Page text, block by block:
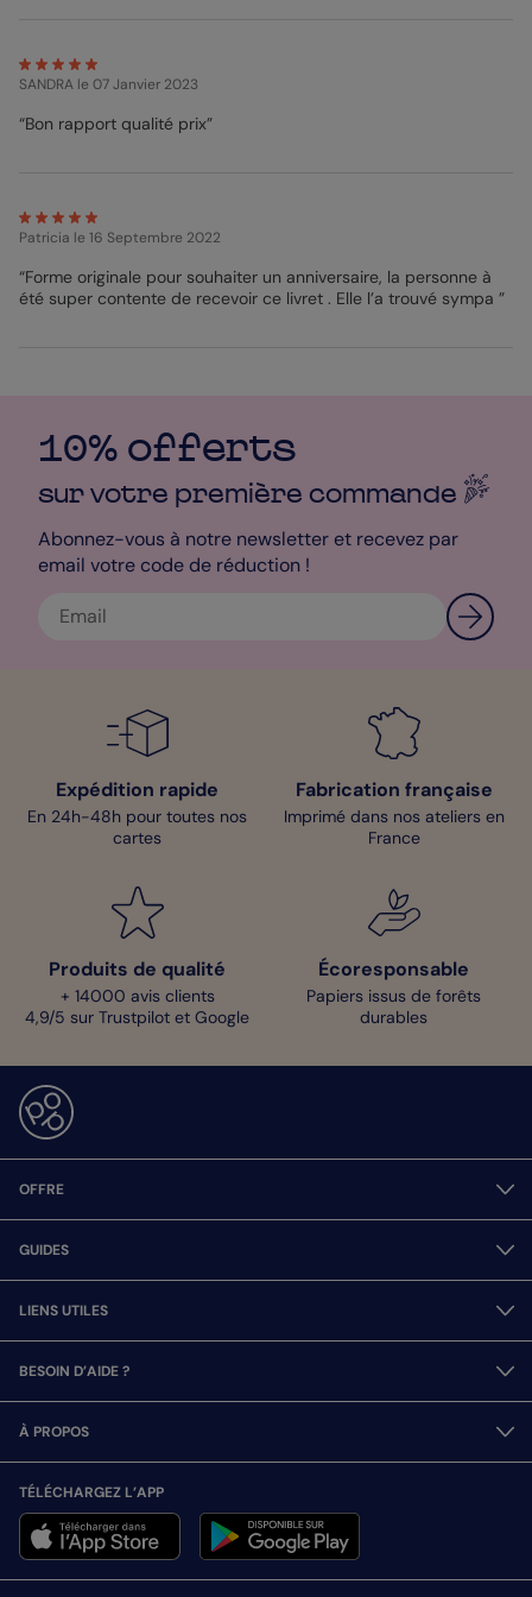
SANDRA le 07 Janvier 2023
“Bon rapport qualité prix”
Patricia le 16 Septembre 2022
“Forme originale pour souhaiter un anniversaire, la personne à
été super contente de recevoir ce livret . Elle l’a trouvé sympa ”
10% offerts
sur votre première commande
Abonnez-vous à notre newsletter et recevez par
email votre code de réduction !
Expédition rapide
En 24h-48h pour toutes nos
cartes
Fabrication française
Imprimé dans nos ateliers en
France
Produits de qualité
+ 14000 avis clients
4,9/5 sur Trustpilot et Google
Écoresponsable
Papiers issus de forêts
durables
OFFRE
GUIDES
LIENS UTILES
BESOIN D’AIDE ?
À PROPOS
TÉLÉCHARGEZ L’APP